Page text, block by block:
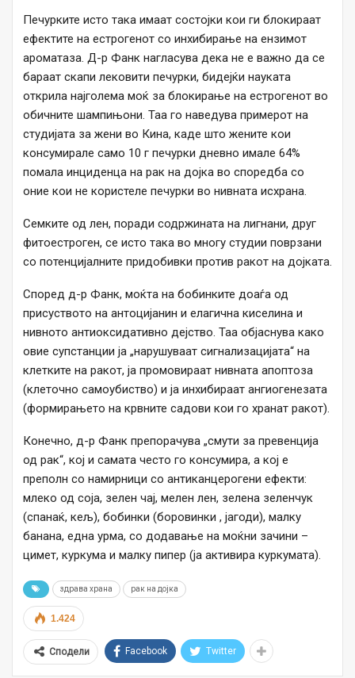
Печурките исто така имаат состојки кои ги блокираат
ефектите на естрогенот со инхибирање на ензимот
ароматаза. Д-р Фанк нагласува дека не е важно да се
бараат скапи лековити печурки, бидејќи науката
открила најголема моќ за блокирање на естрогенот во
обичните шампињони. Таа го наведува примерот на
студијата за жени во Кина, каде што жените кои
консумирале само 10 г печурки дневно имале 64%
помала инциденца на рак на дојка во споредба со
оние кои не користеле печурки во нивната исхрана.
Семките од лен, поради содржината на лигнани, друг
фитоестроген, се исто така во многу студии поврзани
со потенцијалните придобивки против ракот на дојката.
Според д-р Фанк, моќта на бобинките доаѓа од
присуството на антоцијанин и елагична киселина и
нивното антиоксидативно дејство. Таа објаснува како
овие супстанции ја „нарушуваат сигнализацијата“ на
клетките на ракот, ја промовираат нивната апоптоза
(клеточно самоубиство) и ја инхибираат ангиогенезата
(формирањето на крвните садови кои го хранат ракот).
Конечно, д-р Фанк препорачува „смути за превенција
од рак“, кој и самата често го консумира, а кој е
преполн со намирници со антиканцерогени ефекти:
млеко од соја, зелен чај, мелен лен, зелена зеленчук
(спанаќ, кељ), бобинки (боровинки , јагоди), малку
банана, една урма, со додавање на моќни зачини –
цимет, куркума и малку пипер (ја активира куркумата).
здрава храна рак на дојка
1.424
Сподели Facebook Twitter